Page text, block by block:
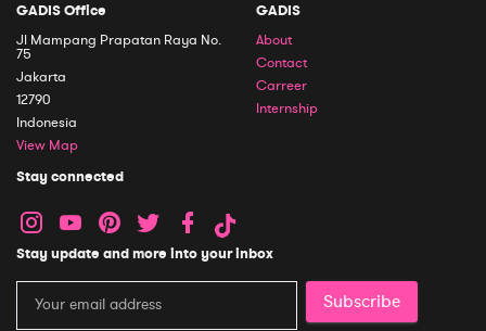
GADIS Office
Jl Mampang Prapatan Raya No.
75
Jakarta
12790
Indonesia
View Map
GADIS
About
Contact
Carreer
Internship
Stay connected
Stay update and more into your inbox
Subscribe